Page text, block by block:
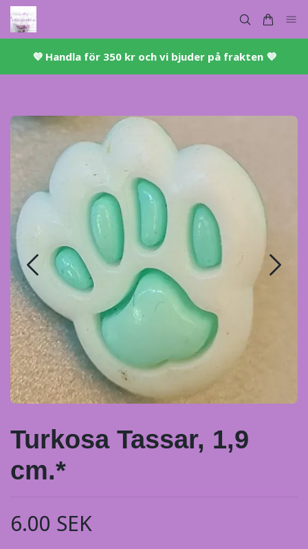
💜 ​Handla för 350 kr och vi bjuder på frakten 💜​
Turkosa Tassar, 1,9
cm.*
6.00 SEK